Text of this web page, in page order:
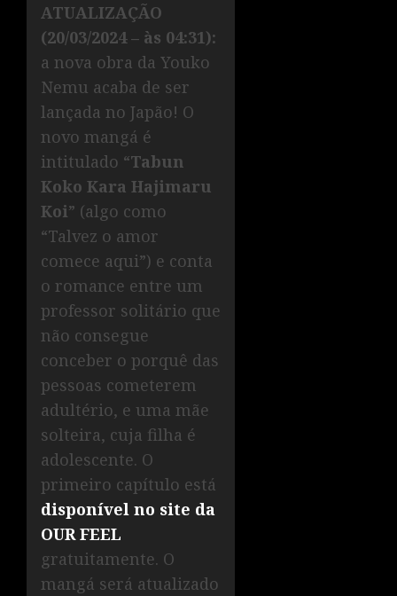
ATUALIZAÇÃO
(20/03/2024 – às 04:31):
a nova obra da Youko
Nemu acaba de ser
lançada no Japão! O
novo mangá é
intitulado “Tabun
Koko Kara Hajimaru
Koi” (algo como
“Talvez o amor
comece aqui”) e conta
o romance entre um
professor solitário que
não consegue
conceber o porquê das
pessoas cometerem
adultério, e uma mãe
solteira, cuja filha é
adolescente. O
primeiro capítulo está
disponível no site da
OUR FEEL
gratuitamente. O
mangá será atualizado